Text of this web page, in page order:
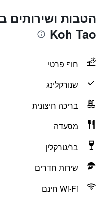
Koh Tao
חוף פרטי
שנורקלינג
בריכה חיצונית
מסעדה
בר/טרקלין
שירות חדרים
Wi-Fi חינם